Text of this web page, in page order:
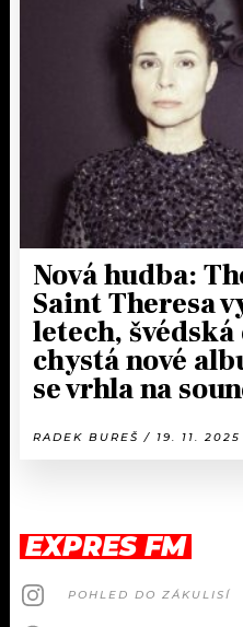
Nová hudba:
Saint Theresa
letech,
chystá nové
se vrhla na
RADEK BUREŠ / 19. 11. 2025
EXPRES FM
POHLED DO ZÁKULISÍ